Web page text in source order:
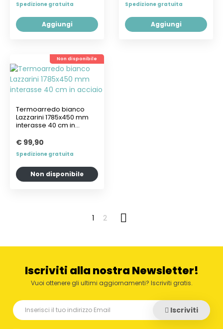
Spedizione gratuita
Aggiungi
Spedizione gratuita
Aggiungi
Non disponibile
Termoarredo bianco
Lazzarini 1785x450 mm
interasse 40 cm in
€ 99,90
Spedizione gratuita
Non disponibile
1 2 
Iscriviti alla nostra Newsletter!
Vuoi ottenere gli ultimi aggiornamenti? Iscriviti gratis.
Iscriviti